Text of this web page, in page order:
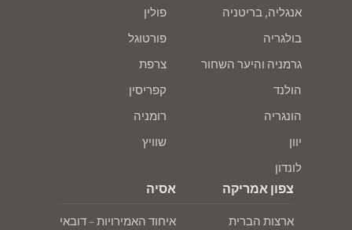
אנגליה, בריטניה
בולגריה
גרמניה והיער השחור
הולנד
הונגריה
יוון
לונדון
פולין
פורטוגל
צרפת
קפריסין
רומניה
שוויץ
צפון אמריקה
ארצות הברית
אסיה
איחוד האמירויות – דובאי